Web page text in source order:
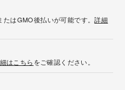
たはGMO後払いが可能です。詳細
はこちらをご確認ください。